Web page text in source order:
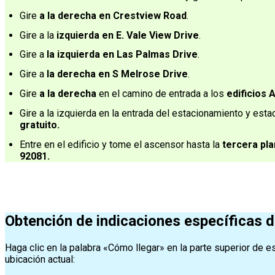
Gire a la derecha en Crestview Road.
Gire a la izquierda en E. Vale View Drive.
Gire a la izquierda en Las Palmas Drive.
Gire a la derecha en S Melrose Drive.
Gire a la derecha en el camino de entrada a los edificios
Gire a la izquierda en la entrada del estacionamiento y
gratuito.
Entre en el edificio y tome el ascensor hasta la tercera
92081.
Obtención de indicaciones específicas
Haga clic en la palabra «Cómo llegar» en la parte superior de
ubicación actual: